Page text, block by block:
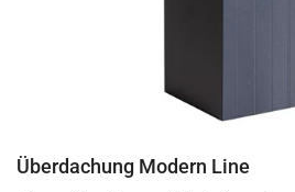
Überdachung Modern Line